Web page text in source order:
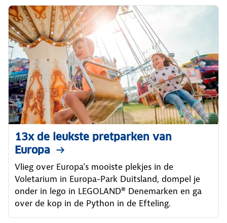
13x de leukste pretparken van
Europa
Vlieg over Europa’s mooiste plekjes in de
Voletarium in Europa-Park Duitsland, dompel je
onder in lego in LEGOLAND® Denemarken en ga
over de kop in de Python in de Efteling.